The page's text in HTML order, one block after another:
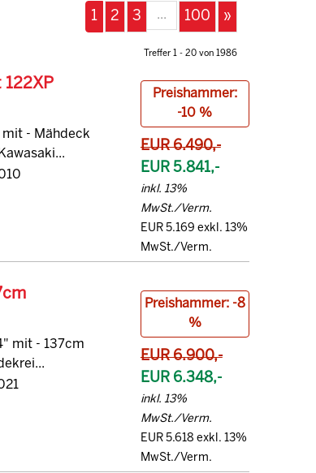
1 2 3 ... 100 »
Treffer 1 - 20 von 1986
122XP
mit - Mähdeck
Preishammer:
-10 %
EUR 6.490,-
EUR 5.841,-
inkl. 13%
MwSt./Verm.
EUR 5.169 exkl. 13%
MwSt./Verm.
mit - 137cm
Preishammer: -8
%
EUR 6.900,-
EUR 6.348,-
inkl. 13%
MwSt./Verm.
EUR 5.618 exkl. 13%
MwSt./Verm.